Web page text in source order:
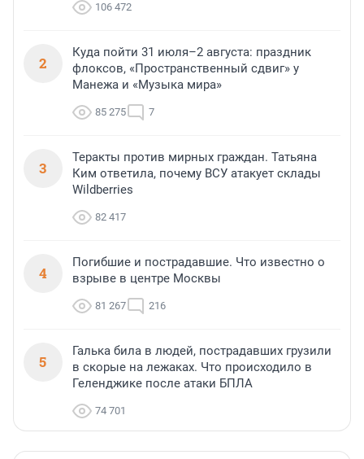
106 472
2
Куда пойти 31 июля–2 августа: праздник
флоксов, «Пространственный сдвиг» у
Манежа и «Музыка мира»
85 275 7
3
Теракты против мирных граждан. Татьяна
Ким ответила, почему ВСУ атакует склады
Wildberries
82 417
4
Погибшие и пострадавшие. Что известно о
взрыве в центре Москвы
81 267 216
5
Галька била в людей, пострадавших грузили
в скорые на лежаках. Что происходило в
Геленджике после атаки БПЛА
74 701